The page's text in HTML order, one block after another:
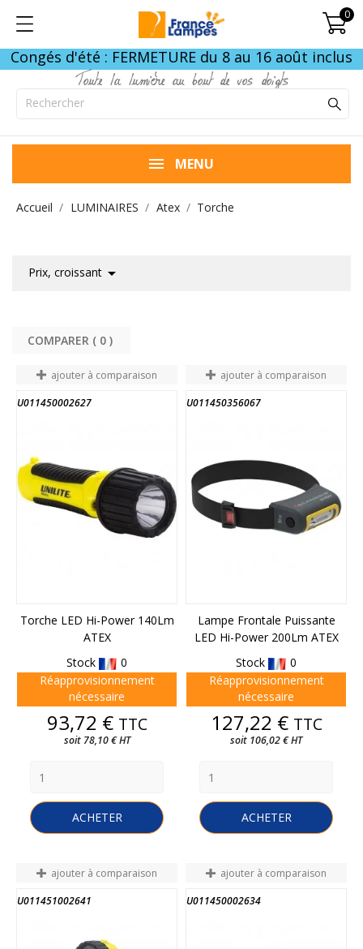
0
Congés d'été : FERMETURE du 8 au 16 août inclus
Toute la lumière au bout de vos doigts
MENU
Accueil LUMINAIRES Atex Torche
Prix, croissant 
COMPARER ( 0
ajouter à comparaison
U011450002627
Torche LED Hi-Power 140Lm
ATEX
Stock
0
Réapprovisionnement
nécessaire
Prix
93,72 € TTC
soit 78,10 € HT
ACHETER
ajouter à comparaison
U011450356067
Lampe Frontale Puissante
LED Hi-Power 200Lm ATEX
Stock
0
Réapprovisionnement
nécessaire
Prix
127,22 € TTC
soit 106,02 € HT
ACHETER
ajouter à comparaison
U011451002641
ajouter à comparaison
U011450002634